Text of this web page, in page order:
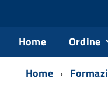
Home Ordine
Home